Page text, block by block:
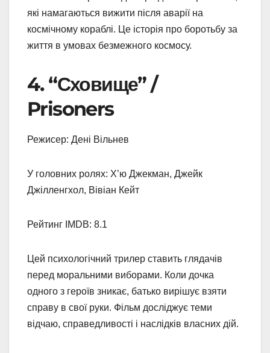
які намагаються вижити після аварії на
космічному кораблі. Це історія про боротьбу за
життя в умовах безмежного космосу.
4. “Сховище” /
Prisoners
Режисер: Дені Вільнев
У головних ролях: Х’ю Джекман, Джейк
Джілленгхол, Вівіан Кейт
Рейтинг IMDB: 8.1
Цей психологічний трилер ставить глядачів
перед моральними виборами. Коли дочка
одного з героїв зникає, батько вирішує взяти
справу в свої руки. Фільм досліджує теми
відчаю, справедливості і наслідків власних дій.